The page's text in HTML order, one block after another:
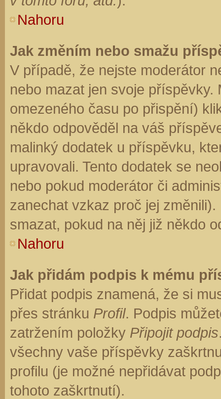
Nahoru
Jak změním nebo smažu
V případě, že nejste moderátor
nebo mazat jen svoje
omezeného času po přispění)
někdo odpověděl na váš
malinký dodatek u příspěvku,
upravovali. Tento dodatek se
nebo pokud moderátor či
zanechat vzkaz proč jej
smazat, pokud na něj již někdo
Nahoru
Jak přidám podpis k mému
Přidat podpis znamená, že si
přes stránku Profil. Podpis
zatržením položky Připojit podpis
všechny vaše příspěvky
profilu (je možné nepřidávat
tohoto zaškrtnutí).